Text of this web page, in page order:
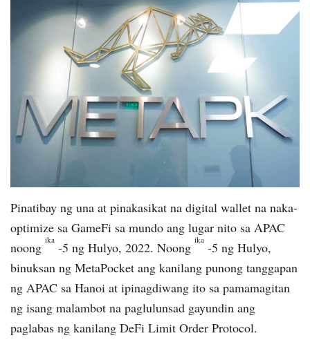
Pinatibay ng una at pinakasikat na digital wallet na naka-
optimize sa GameFi sa mundo ang lugar nito sa APAC
noong ika -5 ng Hulyo, 2022. Noong ika -5 ng Hulyo,
binuksan ng MetaPocket ang kanilang punong tanggapan
ng APAC sa Hanoi at ipinagdiwang ito sa pamamagitan
ng isang malambot na paglulunsad gayundin ang
paglabas ng kanilang DeFi Limit Order Protocol.